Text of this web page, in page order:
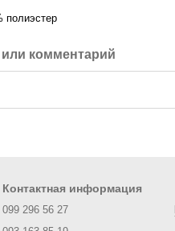
полиэстер
комментарий
Контактная информация
099 296 56 27